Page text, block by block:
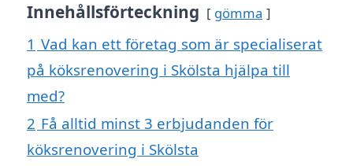
Innehållsförteckning gömma
1 Vad kan ett företag som är specialiserat
på köksrenovering i Skölsta hjälpa till
med?
2 Få alltid minst 3 erbjudanden för
köksrenovering i Skölsta